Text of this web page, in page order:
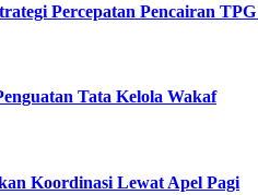
Percepatan Pencairan
Tata Kelola Wakaf
Koordinasi Lewat Apel Pagi